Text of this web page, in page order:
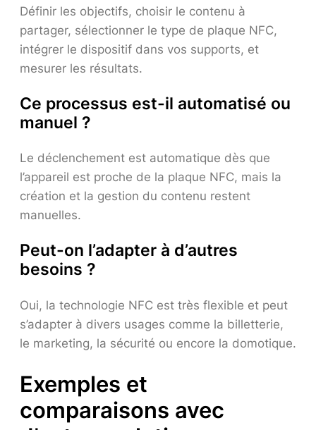
Définir les objectifs, choisir le contenu à
partager, sélectionner le type de plaque NFC,
intégrer le dispositif dans vos supports, et
mesurer les résultats.
Ce processus est-il automatisé ou
manuel ?
Le déclenchement est automatique dès que
l’appareil est proche de la plaque NFC, mais la
création et la gestion du contenu restent
manuelles.
Peut-on l’adapter à d’autres
besoins ?
Oui, la technologie NFC est très flexible et peut
s’adapter à divers usages comme la billetterie,
le marketing, la sécurité ou encore la domotique.
Exemples et
comparaisons avec